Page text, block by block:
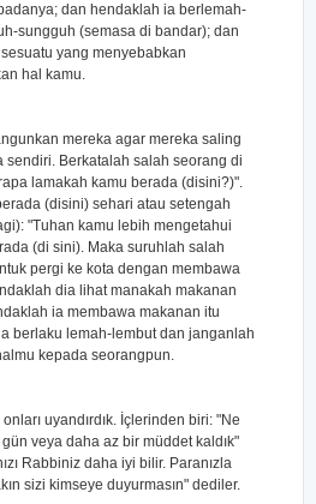
dan hendaklah ia berlemah-
sungguh (semasa di bandar); dan
yang menyebabkan
hal kamu.
mereka agar mereka saling
sendiri. Berkatalah salah seorang di
lamakah kamu berada (disini?)".
(disini) sehari atau setengah
"Tuhan kamu lebih mengetahui
(di sini). Maka suruhlah salah
pergi ke kota dengan membawa
dia lihat manakah makanan
ia membawa makanan itu
berlaku lemah-lembut dan janganlah
kepada seorangpun.
uyandırdık. İçlerinden biri: "Ne
gün veya daha az bir müddet kaldık"
Rabbiniz daha iyi bilir. Paranızla
sizi kimseye duyurmasın" dediler.